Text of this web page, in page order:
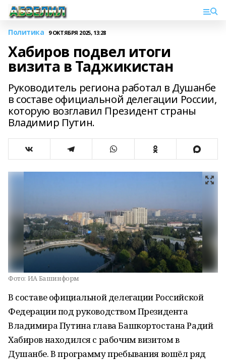
Политика 9 ОКТЯБРЯ 2025, 13:28
Хабиров подвел итоги
визита в Таджикистан
Руководитель региона работал в Душанбе
в составе официальной делегации России,
которую возглавил Президент страны
Владимир Путин.
Фото: ИА Башинформ
В составе официальной делегации Российской
Федерации под руководством Президента
Владимира Путина глава Башкортостана Радий
Хабиров находился с рабочим визитом в
Душанбе. В программу пребывания вошёл ряд